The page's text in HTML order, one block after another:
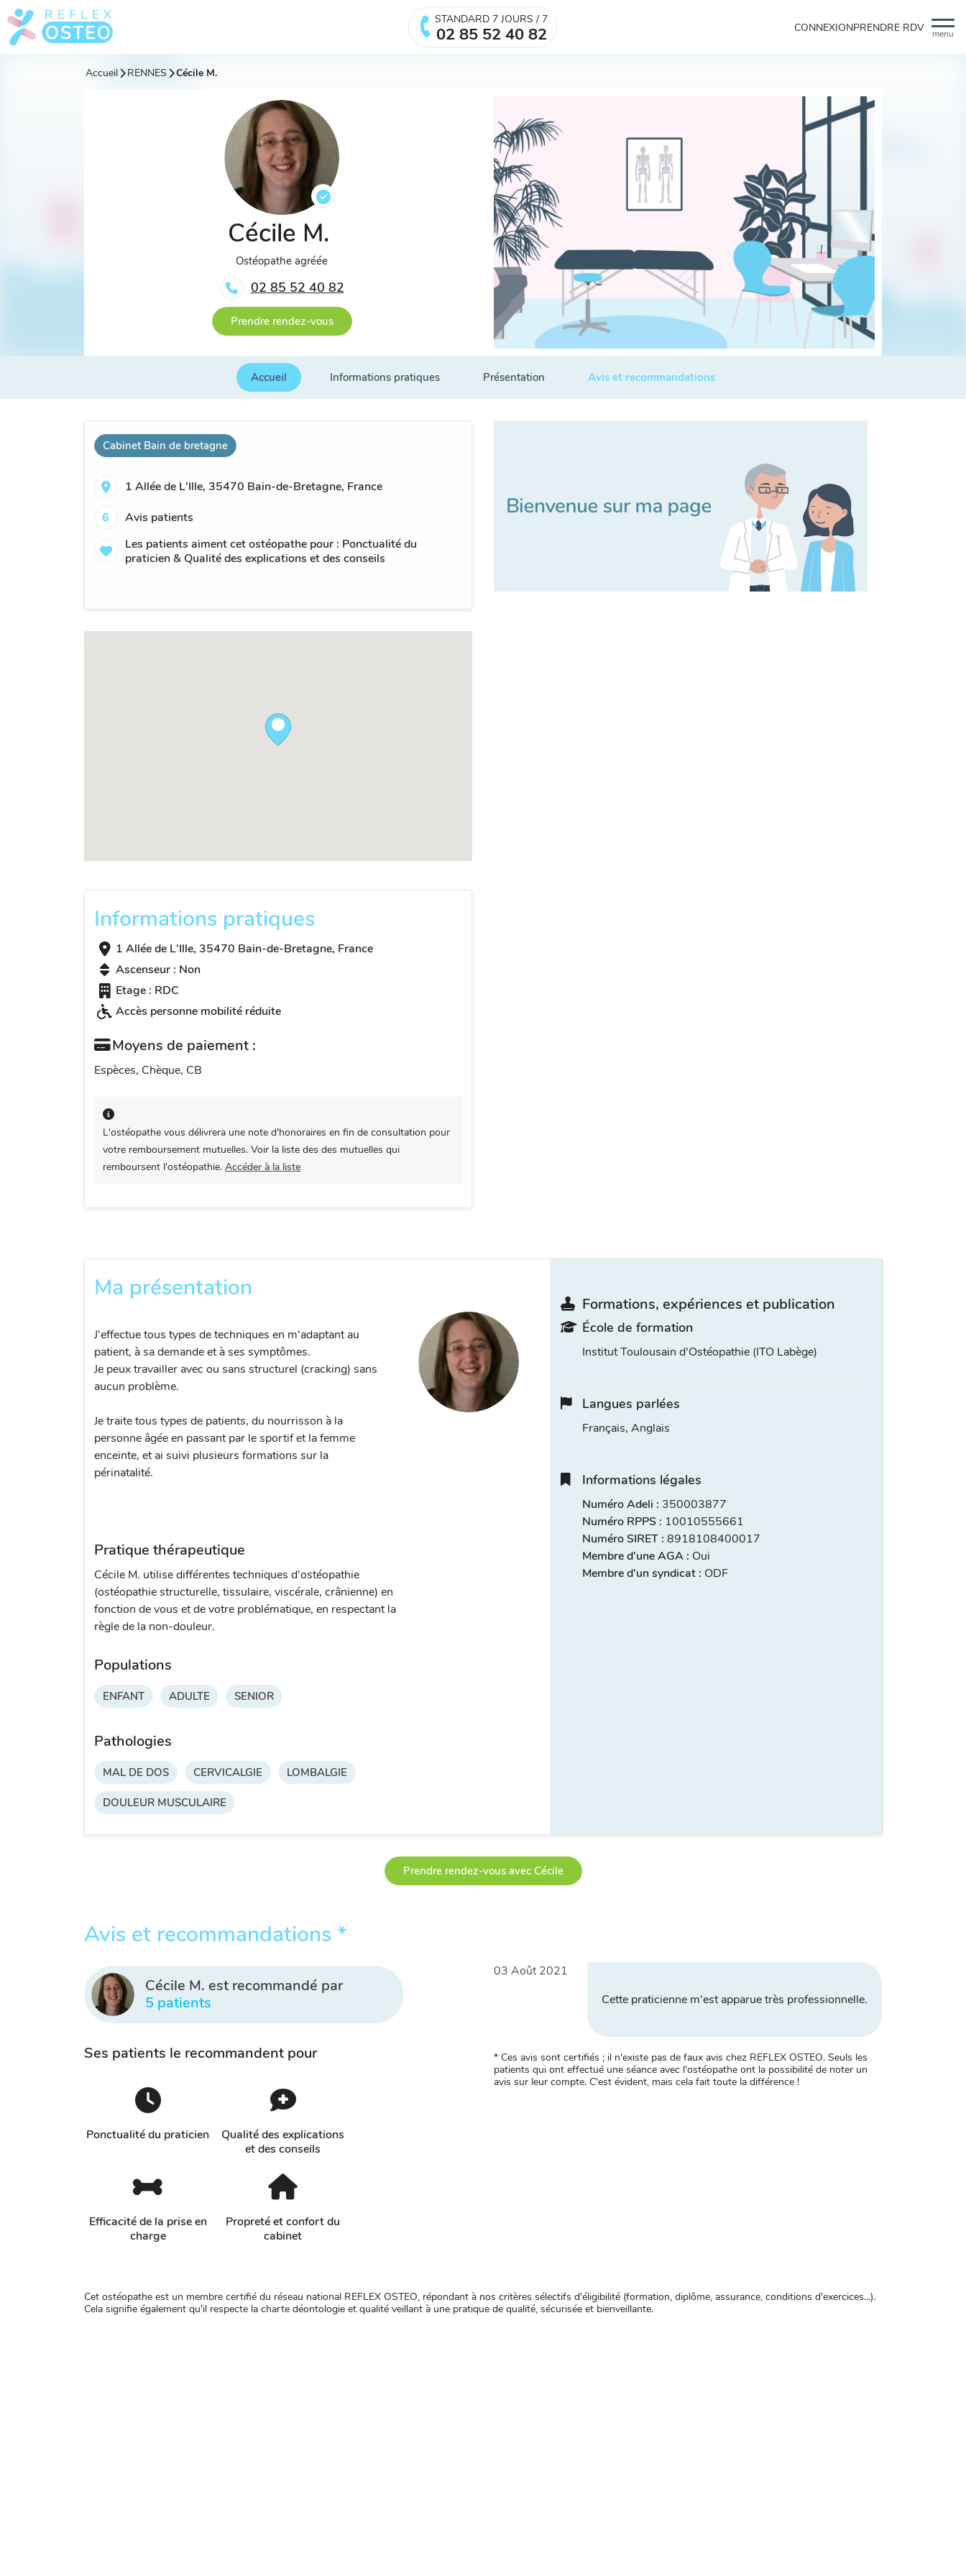
menu
STANDARD 7 JOURS / 7
02 85 52 40 82 CONNEXIONPRENDRE RDV
Accueil RENNES Cécile M.
Cécile M.
Ostéopathe agréée
02 85 52 40 82
Prendre rendez-vous
Accueil Informations pratiques Présentation Avis et recommandations
Cabinet Bain de bretagne
1 Allée de L'Ille, 35470 Bain-de-Bretagne, France
6
Avis patients
Les patients aiment cet ostéopathe pour : Ponctualité du
praticien & Qualité des explications et des conseils
Informations pratiques
1 Allée de L'Ille, 35470 Bain-de-Bretagne, France
Ascenseur : Non
Etage : RDC
Accès personne mobilité réduite
Moyens de paiement :
Espèces, Chèque, CB
L'ostéopathe vous délivrera une note d'honoraires en fin de consultation pour
votre remboursement mutuelles. Voir la liste des des mutuelles qui
remboursent l'ostéopathie. Accéder à la liste
Ma présentation
J'effectue tous types de techniques en m'adaptant au
patient, à sa demande et à ses symptômes.
Je peux travailler avec ou sans structurel (cracking) sans
aucun problème.
Je traite tous types de patients, du nourrisson à la
personne âgée en passant par le sportif et la femme
enceinte, et ai suivi plusieurs formations sur la
périnatalité.
Pratique thérapeutique
Cécile M. utilise différentes techniques d'ostéopathie
(ostéopathie structurelle, tissulaire, viscérale, crânienne) en
fonction de vous et de votre problématique, en respectant la
règle de la non-douleur.
Populations
ENFANT ADULTE SENIOR
Pathologies
MAL DE DOS CERVICALGIE LOMBALGIE
DOULEUR MUSCULAIRE
Formations, expériences et publication
École de formation
Institut Toulousain d'Ostéopathie (ITO Labège)
Langues parlées
Français, Anglais
Informations légales
Numéro Adeli : 350003877
Numéro RPPS : 10010555661
Numéro SIRET : 8918108400017
Membre d'une AGA : Oui
Membre d'un syndicat : ODF
Prendre rendez-vous avec Cécile
Avis et recommandations *
Cécile M. est recommandé par
5 patients
Ses patients le recommandent pour
Ponctualité du praticien
Qualité des explications
et des conseils
Efficacité de la prise en
charge
Propreté et confort du
cabinet
03 Août 2021
Cette praticienne m'est apparue très professionnelle.
* Ces avis sont certifiés ; il n'existe pas de faux avis chez REFLEX OSTEO. Seuls les
patients qui ont effectué une séance avec l'ostéopathe ont la possibilité de noter un
avis sur leur compte. C'est évident, mais cela fait toute la différence !
Cet ostéopathe est un membre certifié du réseau national REFLEX OSTEO, répondant à nos critères sélectifs d'éligibilité (formation, diplôme, assurance, conditions d'exercices...).
Cela signifie également qu'il respecte la charte déontologie et qualité veillant à une pratique de qualité, sécurisée et bienveillante.